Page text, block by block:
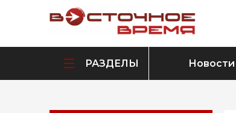
РАЗДЕЛЫ Новости